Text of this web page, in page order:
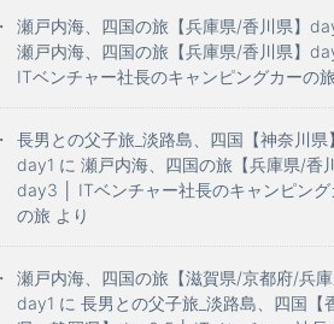
瀬戸内海、四国の旅【兵庫県/香川県】
瀬戸内海、四国の旅【兵庫県/香川県】
ITベンチャー社長のキャンピングカーの旅
長男との父子旅_淡路島、四国【神奈川県】
day1 に 瀬戸内海、四国の旅【兵庫県/香
day3 │ ITベンチャー社長のキャンピング
の旅 より
瀬戸内海、四国の旅【滋賀県/京都府/兵庫
day1 に 長男との父子旅_淡路島、四国【